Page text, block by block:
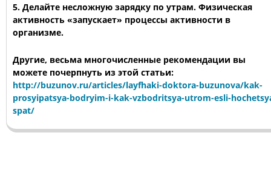
5. Делайте несложную зарядку по утрам. Физическая
активность «запускает» процессы активности в
организме.
Другие, весьма многочисленные рекомендации вы
можете почерпнуть из этой статьи:
http://buzunov.ru/articles/layfhaki-doktora-buzunova/kak-
prosyipatsya-bodryim-i-kak-vzbodritsya-utrom-esli-
spat/